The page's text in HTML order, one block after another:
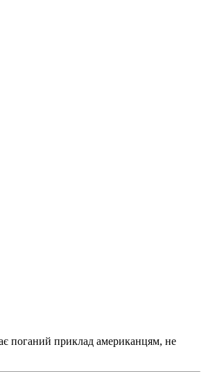
поганий приклад американцям, не